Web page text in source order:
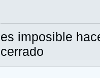
es imposible
cerrado